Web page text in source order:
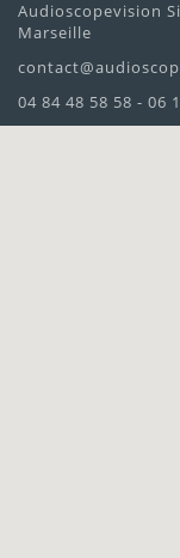
Audioscopevision
Marseille
04 84 48 58 58 - 06